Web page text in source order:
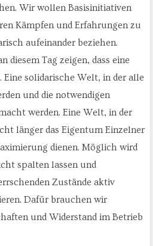
Wir wollen Basisinitiativen
Kämpfen und Erfahrungen zu
aufeinander beziehen.
diesem Tag zeigen, dass eine
solidarische Welt, in der alle
und die notwendigen
werden. Eine Welt, in der
länger das Eigentum Einzelner
dienen. Möglich wird
spalten lassen und
Zustände aktiv
Dafür brauchen wir
und Widerstand im Betrieb